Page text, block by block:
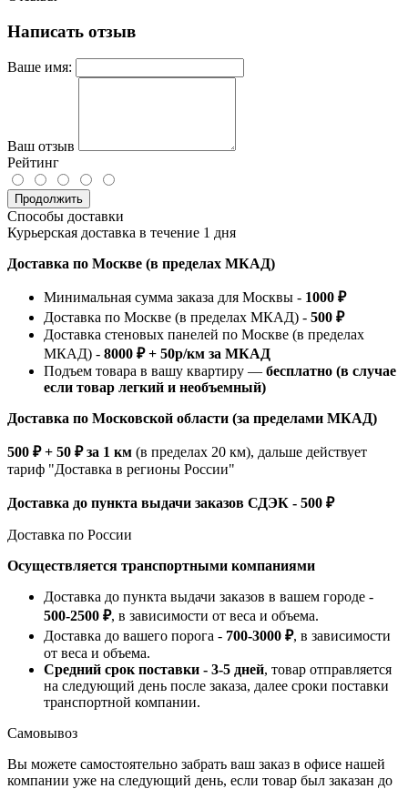
Написать отзыв
Ваше имя:
Ваш отзыв
Рейтинг
Продолжить
Способы доставки
Курьерская доставка в течение 1 дня
Доставка по Москве (в пределах МКАД)
Минимальная сумма заказа для Москвы - 1000 ₽
Доставка по Москве (в пределах МКАД) - 500 ₽
Доставка стеновых панелей по Москве (в пределах
МКАД) - 8000 ₽ + 50р/км за МКАД
Подъем товара в вашу квартиру — бесплатно (в случае
если товар легкий и необъемный)
Доставка по Московской области (за пределами МКАД)
500 ₽ + 50 ₽ за 1 км (в пределах 20 км), дальше действует
тариф "Доставка в регионы России"
Доставка до пункта выдачи заказов СДЭК - 500 ₽
Доставка по России
Осуществляется транспортными компаниями
Доставка до пункта выдачи заказов в вашем городе -
500-2500 ₽, в зависимости от веса и объема.
Доставка до вашего порога - 700-3000 ₽, в зависимости
от веса и объема.
Средний срок поставки - 3-5 дней, товар отправляется
на следующий день после заказа, далее сроки поставки
транспортной компании.
Самовывоз
Вы можете самостоятельно забрать ваш заказ в офисе нашей
компании уже на следующий день, если товар был заказан до